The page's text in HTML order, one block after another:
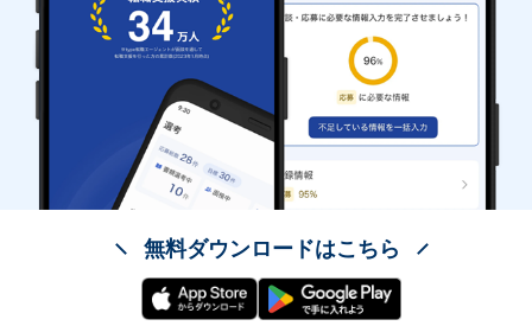
無料ダウンロードはこちら